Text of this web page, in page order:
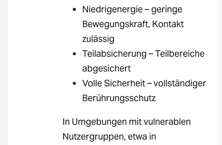
Niedrigenergie – geringe
Bewegungskraft, Kontakt
zulässig
Teilabsicherung – Teilbereiche
abgesichert
Volle Sicherheit – vollständiger
Berührungsschutz
In Umgebungen mit vulnerablen
Nutzergruppen, etwa in